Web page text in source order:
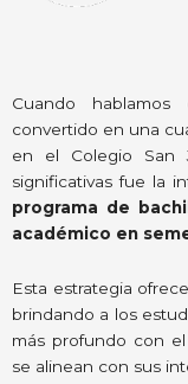
Cuando
convertido en una
en el Colegio San
significativas fue la
programa de
académico en
Esta estrategia
brindando a los
más profundo con
se alinean con sus